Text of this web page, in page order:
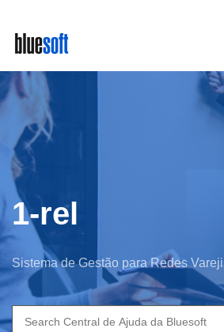
main
content
1-rel
Sistema de Gestão para Redes
Search